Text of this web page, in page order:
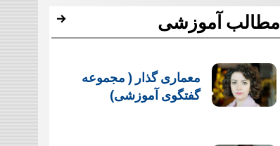
مطالب آموزشی
معماری گذار ( مجموعه
گفتگوی آموزشی)